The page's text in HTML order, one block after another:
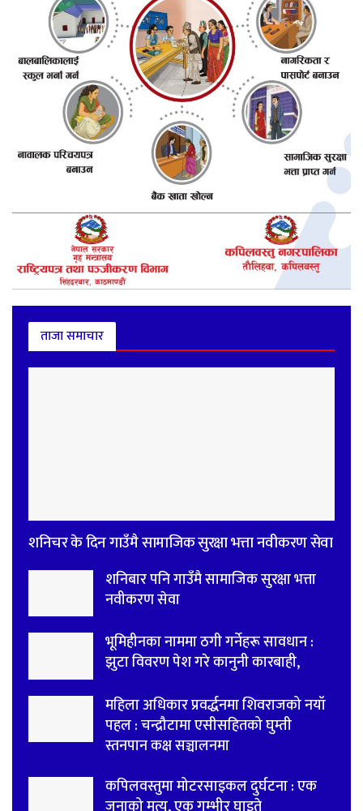
ताजा समाचार
शनिचर के दिन गाउँमै सामाजिक सुरक्षा भत्ता नवीकरण सेवा
शनिबार पनि गाउँमै सामाजिक सुरक्षा भत्ता
नवीकरण सेवा
भूमिहीनका नाममा ठगी गर्नेहरू सावधान :
झुटा विवरण पेश गरे कानुनी कारबाही,
महिला अधिकार प्रवर्द्धनमा शिवराजको नयाँ
पहल : चन्द्रौटामा एसीसहितको घुम्ती
स्तनपान कक्ष सञ्चालनमा
कपिलवस्तुमा मोटरसाइकल दुर्घटना : एक